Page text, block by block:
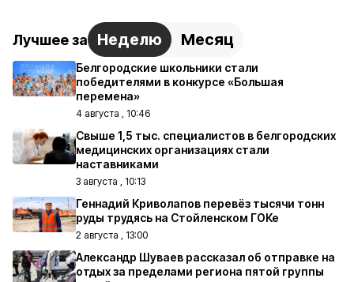
Лучшее за Неделю Месяц
Белгородские школьники стали
победителями в конкурсе «Большая
перемена»
4 августа , 10:46
Свыше 1,5 тыс. специалистов в белгородских
медицинских организациях стали
наставниками
3 августа , 10:13
Геннадий Криволапов перевёз тысячи тонн
руды трудясь на Стойленском ГОКе
2 августа , 13:00
Александр Шуваев рассказал об отправке на
отдых за пределами региона пятой группы